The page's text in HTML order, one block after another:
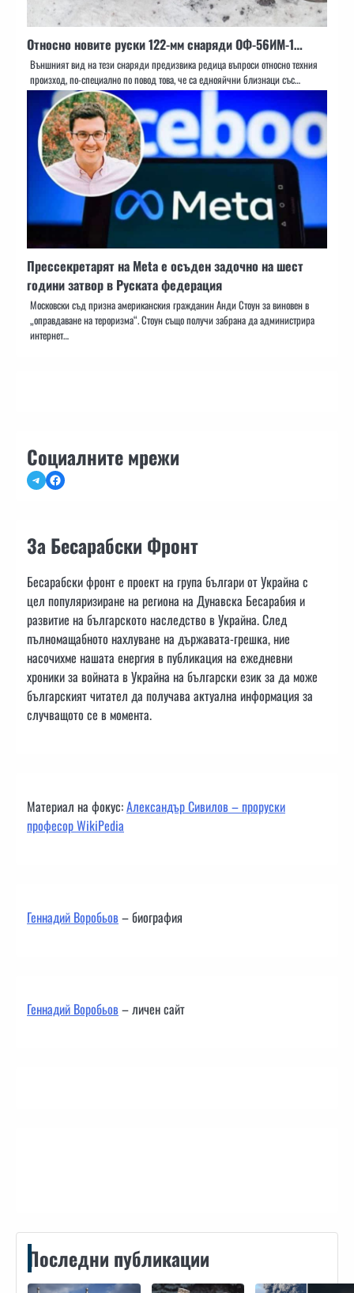
Относно новите руски 122-мм снаряди ОФ-56ИМ-1…
Външният вид на тези снаряди предизвика редица въпроси относно техния
произход, по-специално по повод това, че са еднояйчни близнаци със…
Прессекретарят на Meta е осъден задочно на шест
години затвор в Руската федерация
Московски съд призна американския гражданин Анди Стоун за виновен в
„оправдаване на тероризма“. Стоун също получи забрана да администрира
интернет…
Социалните мрежи
TelegramFacebook
За Бесарабски Фронт
Бесарабски фронт е проект на група българи от Украйна с
цел популяризиране на региона на Дунавска Бесарабия и
развитие на българското наследство в Украйна. След
пълномащабното нахлуване на държавата-грешка, ние
насочихме нашата енергия в публикация на ежедневни
хроники за войната в Украйна на български език за да може
българският читател да получава актуална информация за
случващото се в момента.
Материал на фокус:Александър Сивилов – проруски
професор WikiPedia
Геннадий Воробьов– биография
Геннадий Воробьов– личен сайт
Последни публикации